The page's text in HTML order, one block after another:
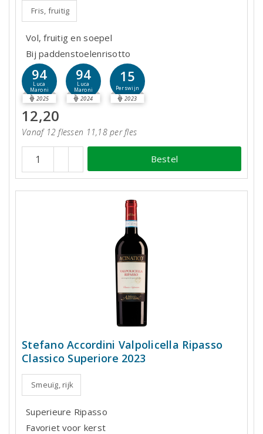
Fris, fruitig
Vol, fruitig en soepel
Bij paddenstoelenrisotto
94
Luca
Maroni
2025
94
Luca
Maroni
2024
15
Perswijn
2023
12,20
Vanaf 12 flessen 11,18 per fles
Bestel
Stefano Accordini Valpolicella Ripasso
Classico Superiore 2023
Smeuïg, rijk
Superieure Ripasso
Favoriet voor kerst